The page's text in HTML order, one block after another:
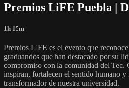
Premios LiFE Puebla |
1h 15m
Premios LIFE es el evento que
graduandos que han destacado por su
compromiso con la comunidad del Tec.
inspiran, fortalecen el sentido humano y
transformador de nuestra universidad.